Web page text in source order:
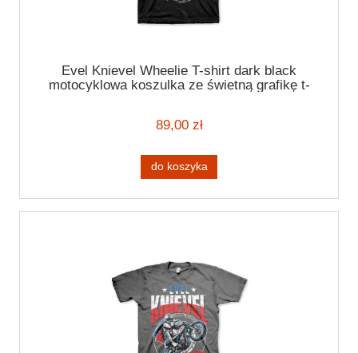
Evel Knievel Wheelie T-shirt dark black
motocyklowa koszulka ze świetną grafikę t-
89,00 zł
do koszyka